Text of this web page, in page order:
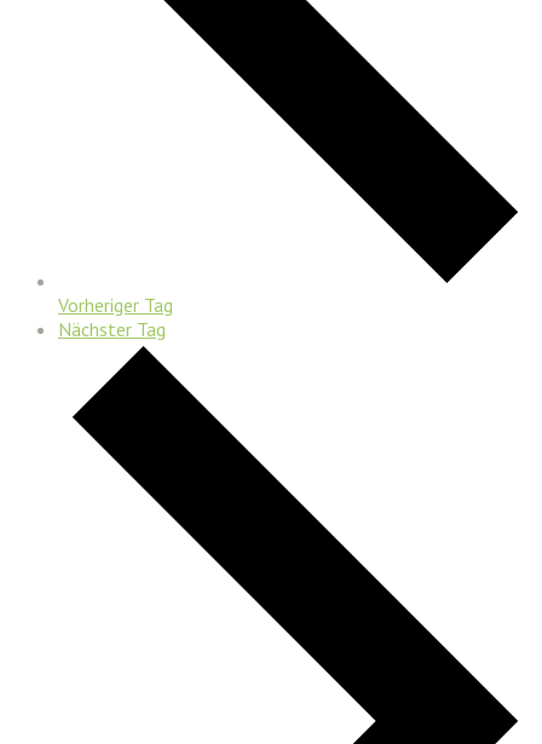
Vorheriger Tag
Nächster Tag